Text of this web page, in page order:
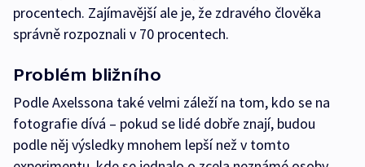
procentech. Zajímavější ale je, že zdravého člověka
správně rozpoznali v 70 procentech.
Problém bližního
Podle Axelssona také velmi záleží na tom, kdo se na
fotografie dívá – pokud se lidé dobře znají, budou
podle něj výsledky mnohem lepší než v tomto